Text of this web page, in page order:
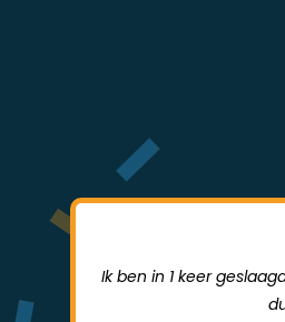
Ik ben in 1 keer